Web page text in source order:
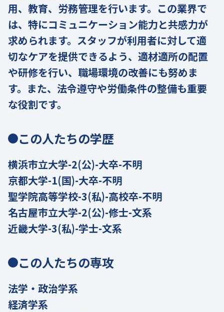
用、教育、労務管理を行います。この業界で
は、特にコミュニケーション能力と共感力が
求められます。スタッフが利用者に対して適
切なケアを提供できるよう、適材適所の配置
や研修を行い、職場環境の改善にも努めま
す。また、法令遵守や労働条件の整備も重要
な役割です。
この人たちの学歴
横浜市立大学-2(公)-大卒-不明
京都大学-1(国)-大卒-不明
聖学院高等学校-3(私)-高校卒-不明
名古屋市立大学-2(公)-修士-文系
近畿大学-3(私)-学士-文系
この人たちの専攻
法学・政治学系
経済学系